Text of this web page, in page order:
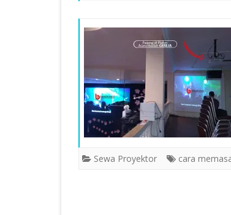
SEWA LAPTOP PEKANBARU
SEWA PODIUM PEKANBARU
SEWA WIRELESS VIDEO
TRANSMITTER PEKANBARU
Sewa Proyektor cara